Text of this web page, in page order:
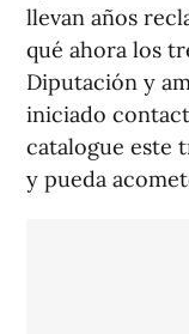
llevan años
qué ahora los
Diputación y
iniciado
catalogue este
y pueda